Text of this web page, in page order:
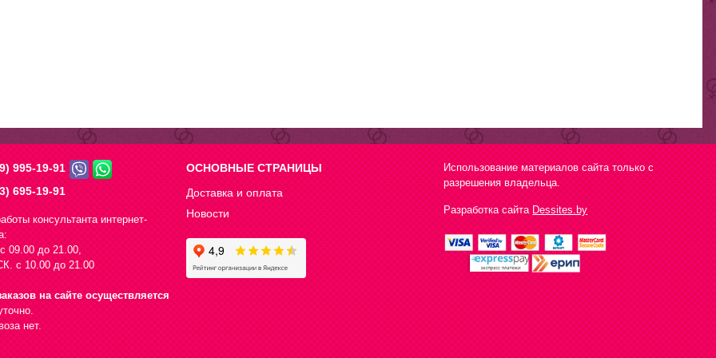
995-19-91
695-19-91
консультанта интернет-
09.00 до 21.00,
с 10.00 до 21.00
на сайте осуществляется
нет.
ОСНОВНЫЕ СТРАНИЦЫ
Доставка и оплата
Новости
Использование материалов сайта только с
разрешения владельца.
Разработка сайтаDessites.by